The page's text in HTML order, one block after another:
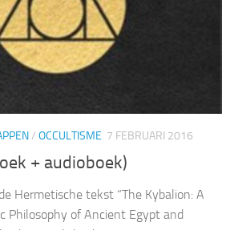
/ OCCULTISME 7 FEBRUARI 2016
+ audioboek)
Hermetische tekst “The Kybalion: A
Philosophy of Ancient Egypt and